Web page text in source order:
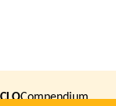
inhoud
CLOCompendium